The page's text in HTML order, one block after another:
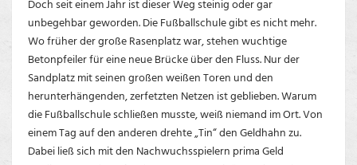
Doch seit einem Jahr ist dieser Weg steinig oder gar
unbegehbar geworden. Die Fußballschule gibt es nicht mehr.
Wo früher der große Rasenplatz war, stehen wuchtige
Betonpfeiler für eine neue Brücke über den Fluss. Nur der
Sandplatz mit seinen großen weißen Toren und den
herunterhängenden, zerfetzten Netzen ist geblieben. Warum
die Fußballschule schließen musste, weiß niemand im Ort. Von
einem Tag auf den anderen drehte „Tin“ den Geldhahn zu.
Dabei ließ sich mit den Nachwuchsspielern prima Geld